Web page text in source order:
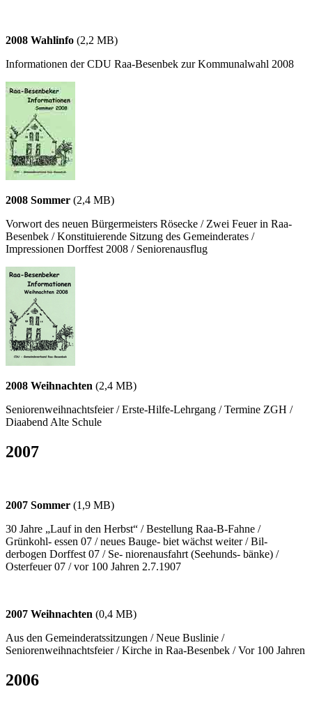
2008 Wahlinfo (2,2 MB)
Informationen der CDU Raa-Besenbek zur Kommunalwahl 2008
2008 Sommer (2,4 MB)
Vorwort des neuen Bürgermeisters Rösecke / Zwei Feuer in Raa-
Besenbek / Konstituierende Sitzung des Gemeinderates /
Impressionen Dorffest 2008 / Seniorenausflug
2008 Weihnachten (2,4 MB)
Seniorenweihnachtsfeier / Erste-Hilfe-Lehrgang / Termine ZGH /
Diaabend Alte Schule
2007
2007 Sommer (1,9 MB)
30 Jahre „Lauf in den Herbst“ / Bestellung Raa-B-Fahne /
Grünkohl- essen 07 / neues Bauge- biet wächst weiter / Bil-
derbogen Dorffest 07 / Se- niorenausfahrt (Seehunds- bänke) /
Osterfeuer 07 / vor 100 Jahren 2.7.1907
2007 Weihnachten (0,4 MB)
Aus den Gemeinderatssitzungen / Neue Buslinie /
Seniorenweihnachtsfeier / Kirche in Raa-Besenbek / Vor 100 Jahren
2006